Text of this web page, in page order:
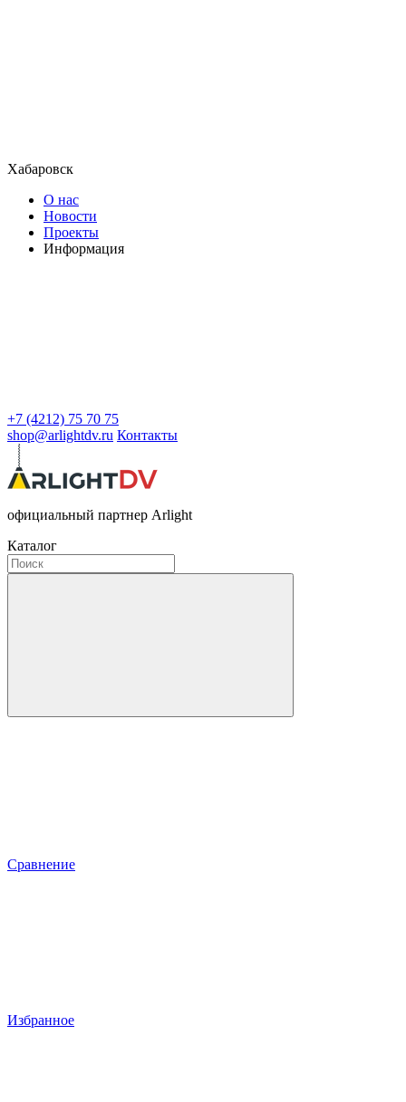
Хабаровск
О нас
Новости
Проекты
Информация
+7 (4212) 75 70 75
shop@arlightdv.ru Контакты
официальный партнер Arlight
Каталог
Сравнение
Избранное